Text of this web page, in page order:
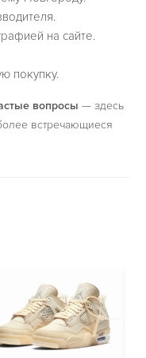
на сайте.
покупку.
вопросы — здесь
встречающиеся